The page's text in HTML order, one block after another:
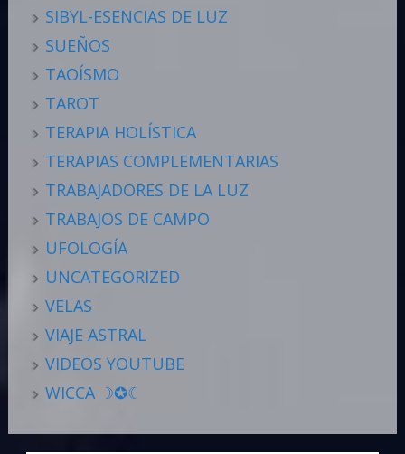
SIBYL-ESENCIAS DE LUZ
SUEÑOS
TAOÍSMO
TAROT
TERAPIA HOLÍSTICA
TERAPIAS COMPLEMENTARIAS
TRABAJADORES DE LA LUZ
TRABAJOS DE CAMPO
UFOLOGÍA
UNCATEGORIZED
VELAS
VIAJE ASTRAL
VIDEOS YOUTUBE
WICCA ☽✪☾